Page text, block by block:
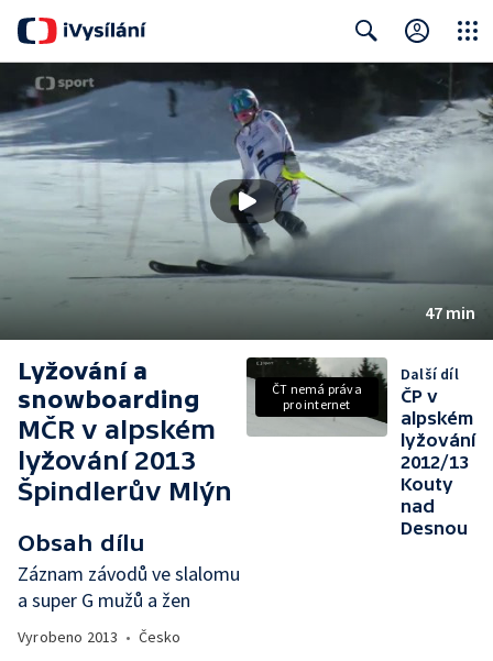
Search
47 min
Lyžování a
snowboarding
MČR v alpském
lyžování 2013
Špindlerův Mlýn
Obsah dílu
Záznam závodů ve slalomu
a super G mužů a žen
Vyrobeno 2013 • Česko
ČT nemá práva
pro internet
Další díl
ČP v
alpském
lyžování
2012/13
Kouty
nad
Desnou